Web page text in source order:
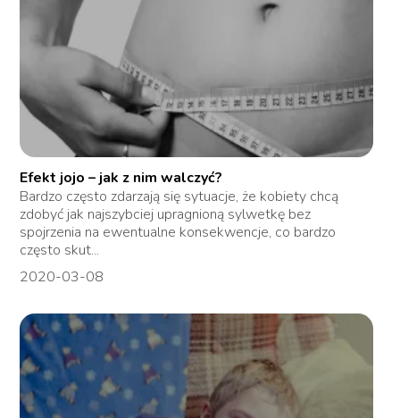
Efekt jojo – jak z nim walczyć?
Bardzo często zdarzają się sytuacje, że kobiety chcą
zdobyć jak najszybciej upragnioną sylwetkę bez
spojrzenia na ewentualne konsekwencje, co bardzo
często skut...
2020-03-08